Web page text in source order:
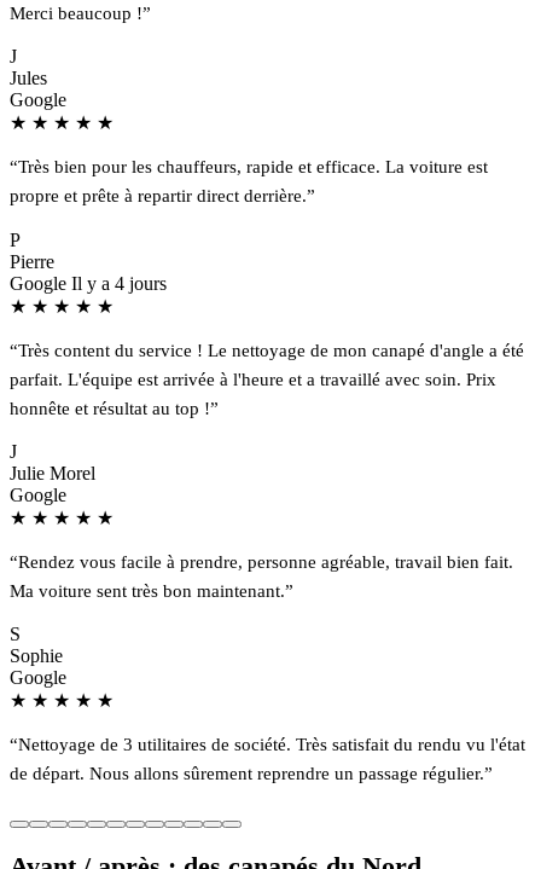
Merci beaucoup !”
J
Jules
Google
★ ★ ★ ★ ★
“Très bien pour les chauffeurs, rapide et efficace. La voiture est
propre et prête à repartir direct derrière.”
P
Pierre
Google Il y a 4 jours
★ ★ ★ ★ ★
“Très content du service ! Le nettoyage de mon canapé d'angle a été
parfait. L'équipe est arrivée à l'heure et a travaillé avec soin. Prix
honnête et résultat au top !”
J
Julie Morel
Google
★ ★ ★ ★ ★
“Rendez vous facile à prendre, personne agréable, travail bien fait.
Ma voiture sent très bon maintenant.”
S
Sophie
Google
★ ★ ★ ★ ★
“Nettoyage de 3 utilitaires de société. Très satisfait du rendu vu l'état
de départ. Nous allons sûrement reprendre un passage régulier.”